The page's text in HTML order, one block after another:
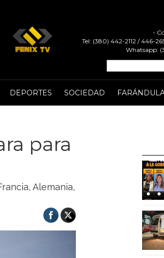
-
Tel: (380) 442-2112 / 446-
Whatsapp:
DEPORTES SOCIEDAD
para
Alemania,